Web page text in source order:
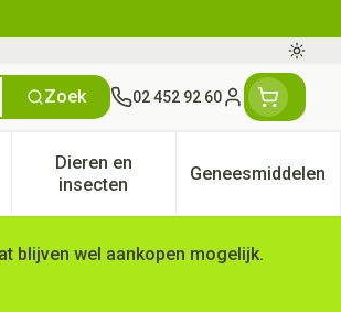
Zoek 02 452 92 60
Klant menu
categorie
voor Thuiszorg en EHBO categorie
Dieren en
insectenToon submenu voor Dieren
Geneesmiddelen
Toon
blijven wel aankopen mogelijk.